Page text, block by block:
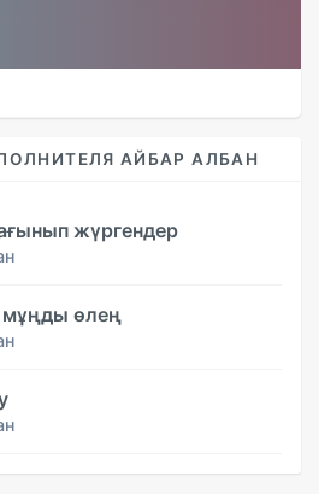
АЙБАР АЛБАН
жүргендер
мұңды өлең